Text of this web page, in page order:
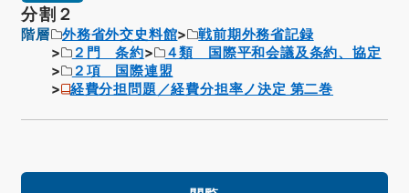
分割２
階層 外務省外交史料館
戦前期外務省記録
２門 条約
４類 国際平和会議及条約、協定
２項 国際連盟
経費分担問題／経費分担率ノ決定 第二巻